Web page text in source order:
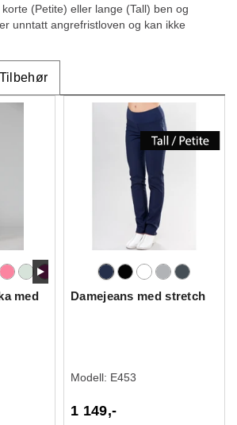
(Petite) eller lange (Tall) ben og
unntatt angrefristloven og kan ikke
Tilbehør
med
Damejeans med stretch
Modell: E453
1 149,-